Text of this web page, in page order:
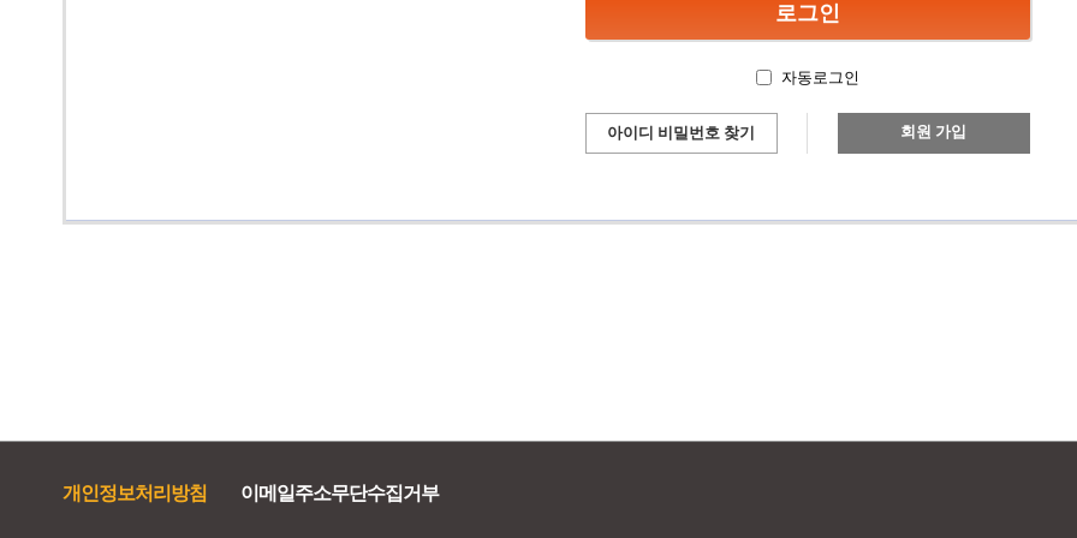
자동로그인
아이디 비밀번호 찾기 회원 가입
개인정보처리방침 이메일주소무단수집거부